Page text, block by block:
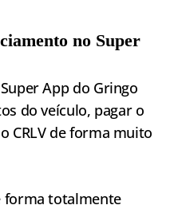
no Super
App do Gringo
do veículo, pagar o
CRLV de forma muito
forma totalmente